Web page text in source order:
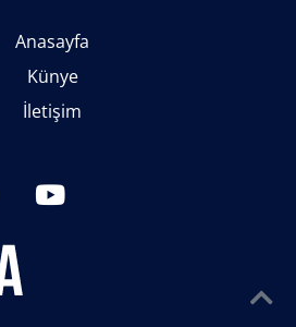
Anasayfa
Künye
İletişim